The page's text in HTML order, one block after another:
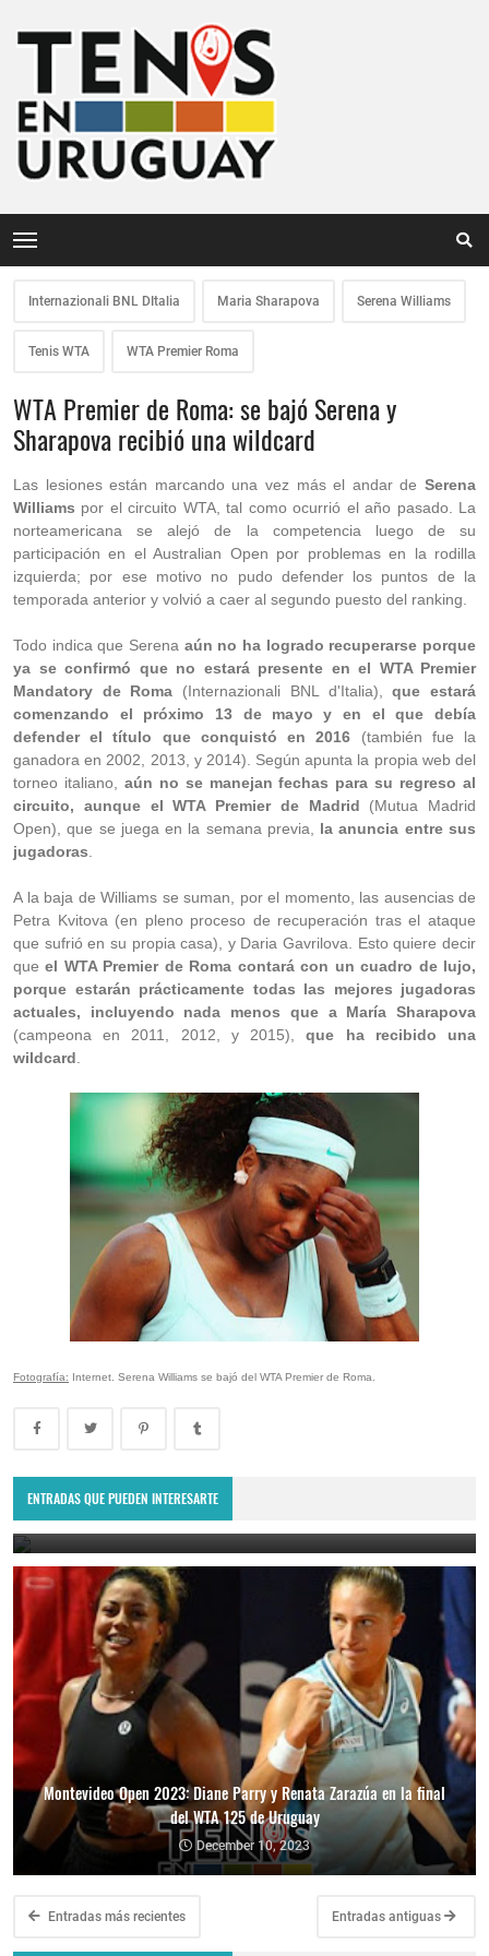
Internazionali BNL DItalia Maria Sharapova Serena Williams
Tenis WTA WTA Premier Roma
WTA Premier de Roma: se bajó Serena y
Sharapova recibió una wildcard
Las lesiones están marcando una vez más el andar de Serena
Williams por el circuito WTA, tal como ocurrió el año pasado. La
norteamericana se alejó de la competencia luego de su
participación en el Australian Open por problemas en la rodilla
izquierda; por ese motivo no pudo defender los puntos de la
temporada anterior y volvió a caer al segundo puesto del ranking.
Todo indica que Serena aún no ha logrado recuperarse porque
ya se confirmó que no estará presente en el WTA Premier
Mandatory de Roma (Internazionali BNL d'Italia),que estará
comenzando el próximo 13 de mayo y en el que debía
defender el título que conquistó en 2016 (también fue la
ganadora en 2002, 2013, y 2014). Según apunta la propia web del
torneo italiano, aún no se manejan fechas para su regreso al
circuito, aunque el WTA Premier de Madrid (Mutua Madrid
Open), que se juega en la semana previa, la anuncia entre sus
jugadoras
A la baja de Williams se suman, por el momento, las ausencias de
Petra Kvitova (en pleno proceso de recuperación tras el ataque
que sufrió en su propia casa), y Daria Gavrilova. Esto quiere decir
queel WTA Premier de Roma contará con un cuadro de lujo,
porque estarán prácticamente todas las mejores jugadoras
actuales, incluyendo nada menos que a María Sharapova
(campeona en 2011, 2012, y 2015),que ha recibido una
wildcard
Fotografía: Internet. Serena Williams se bajó del WTA Premier de Roma.
ENTRADAS QUE PUEDEN INTERESARTE
Montevideo Open 2023: Renata Zarazúa es la nueva campeona del
WTA 125 de Uruguay
December 11, 2023
Montevideo Open 2023: Diane Parry y Renata Zarazúa en la final
del WTA 125 de Uruguay
December 10, 2023
Entradas más recientes Entradas antiguas